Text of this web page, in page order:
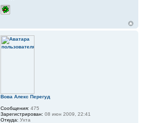
Вова Алекс Перегуд
Сообщения: 475
Зарегистрирован: 08 июн 2009, 22:41
Откуда: Ухта